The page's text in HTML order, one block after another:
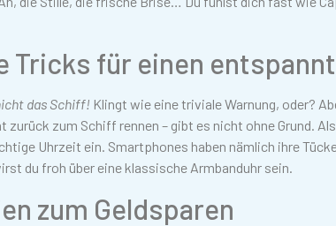
Tricks für einen
das Schiff! Klingt wie eine triviale Warnung, oder?
zum Schiff rennen – gibt es nicht ohne Grund.
Uhrzeit ein. Smartphones haben nämlich ihre
du froh über eine klassische Armbanduhr sein.
zum Geldsparen